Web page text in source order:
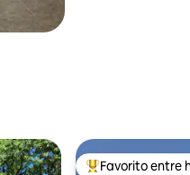
Favorito entre